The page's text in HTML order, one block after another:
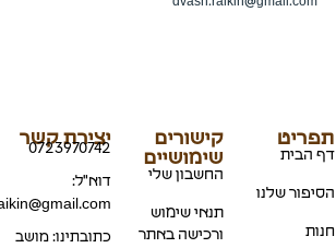
תפריט
דף הבית
הסיפור שלנו
חנות
קישורים
שימושיים
החשבון שלי
תנאי שימוש
ורכישה באתר
יצירת קשר
0723970742
דוא"ל:
כתובתינו: מושב